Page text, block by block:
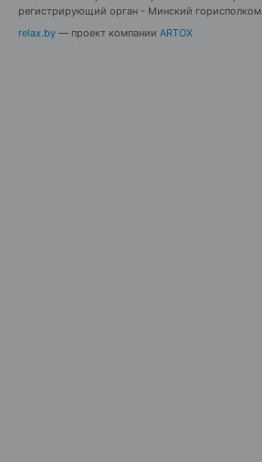
регистрирующий орган - Минский горисполком
relax.by — проект компании ARTOX